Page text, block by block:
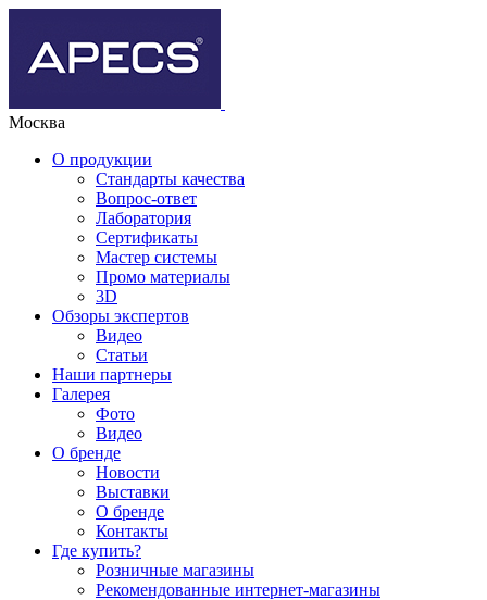
Москва
О продукции
Стандарты качества
Вопрос-ответ
Лаборатория
Сертификаты
Мастер системы
Промо материалы
3D
Обзоры экспертов
Видео
Статьи
Наши партнеры
Галерея
Фото
Видео
О бренде
Новости
Выставки
О бренде
Контакты
Где купить?
Розничные магазины
Рекомендованные интернет-магазины